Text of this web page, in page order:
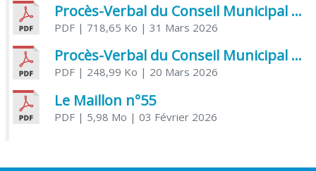
Procès-Verbal du Conseil Municipal du 31 mars 2026
PDF| 718,65 Ko | 31 Mars 2026
Procès-Verbal du Conseil Municipal du 20 mars 2026
PDF| 248,99 Ko | 20 Mars 2026
Le Maillon n°55
PDF| 5,98 Mo | 03 Février 2026